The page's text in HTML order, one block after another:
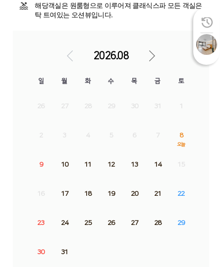
해당객실은 원룸형으로 이루어져 클래식스파 모든 객실은
탁 트여있는 오션뷰입니다.
2026.08
일 월 화 수 목 금 토
26 27 28 29 30 31 1
2 3 4 5 6 7 8
오늘
9 10 11 12 13 14 15
16 17 18 19 20 21 22
23 24 25 26 27 28 29
30 31